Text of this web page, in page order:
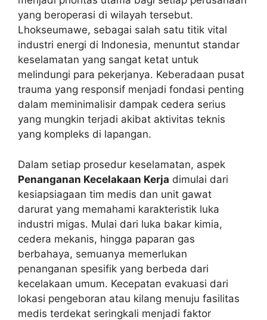
yang beroperasi di wilayah tersebut.
Lhokseumawe, sebagai salah satu titik vital
industri energi di Indonesia, menuntut standar
keselamatan yang sangat ketat untuk
melindungi para pekerjanya. Keberadaan pusat
trauma yang responsif menjadi fondasi penting
dalam meminimalisir dampak cedera serius
yang mungkin terjadi akibat aktivitas teknis
yang kompleks di lapangan.
Dalam setiap prosedur keselamatan, aspek
Penanganan Kecelakaan Kerja dimulai dari
kesiapsiagaan tim medis dan unit gawat
darurat yang memahami karakteristik luka
industri migas. Mulai dari luka bakar kimia,
cedera mekanis, hingga paparan gas
berbahaya, semuanya memerlukan
penanganan spesifik yang berbeda dari
kecelakaan umum. Kecepatan evakuasi dari
lokasi pengeboran atau kilang menuju fasilitas
medis terdekat seringkali menjadi faktor